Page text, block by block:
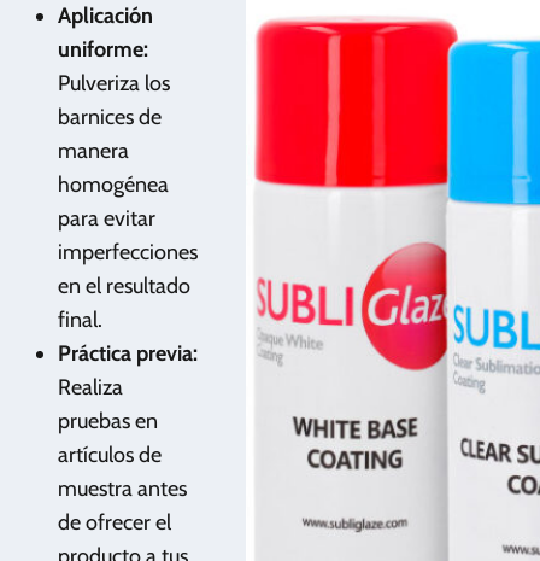
Aplicación
uniforme:
Pulveriza los
barnices de
manera
homogénea
para evitar
imperfecciones
en el resultado
final.
Práctica previa:
Realiza
pruebas en
artículos de
muestra antes
de ofrecer el